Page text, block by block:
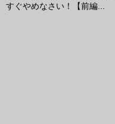
すぐやめなさい！【前編...